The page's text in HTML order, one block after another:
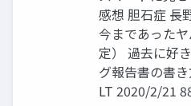
感想 胆石症 長
今まであった
定） 過去に好
グ報告書の書
LT 2020/2/21